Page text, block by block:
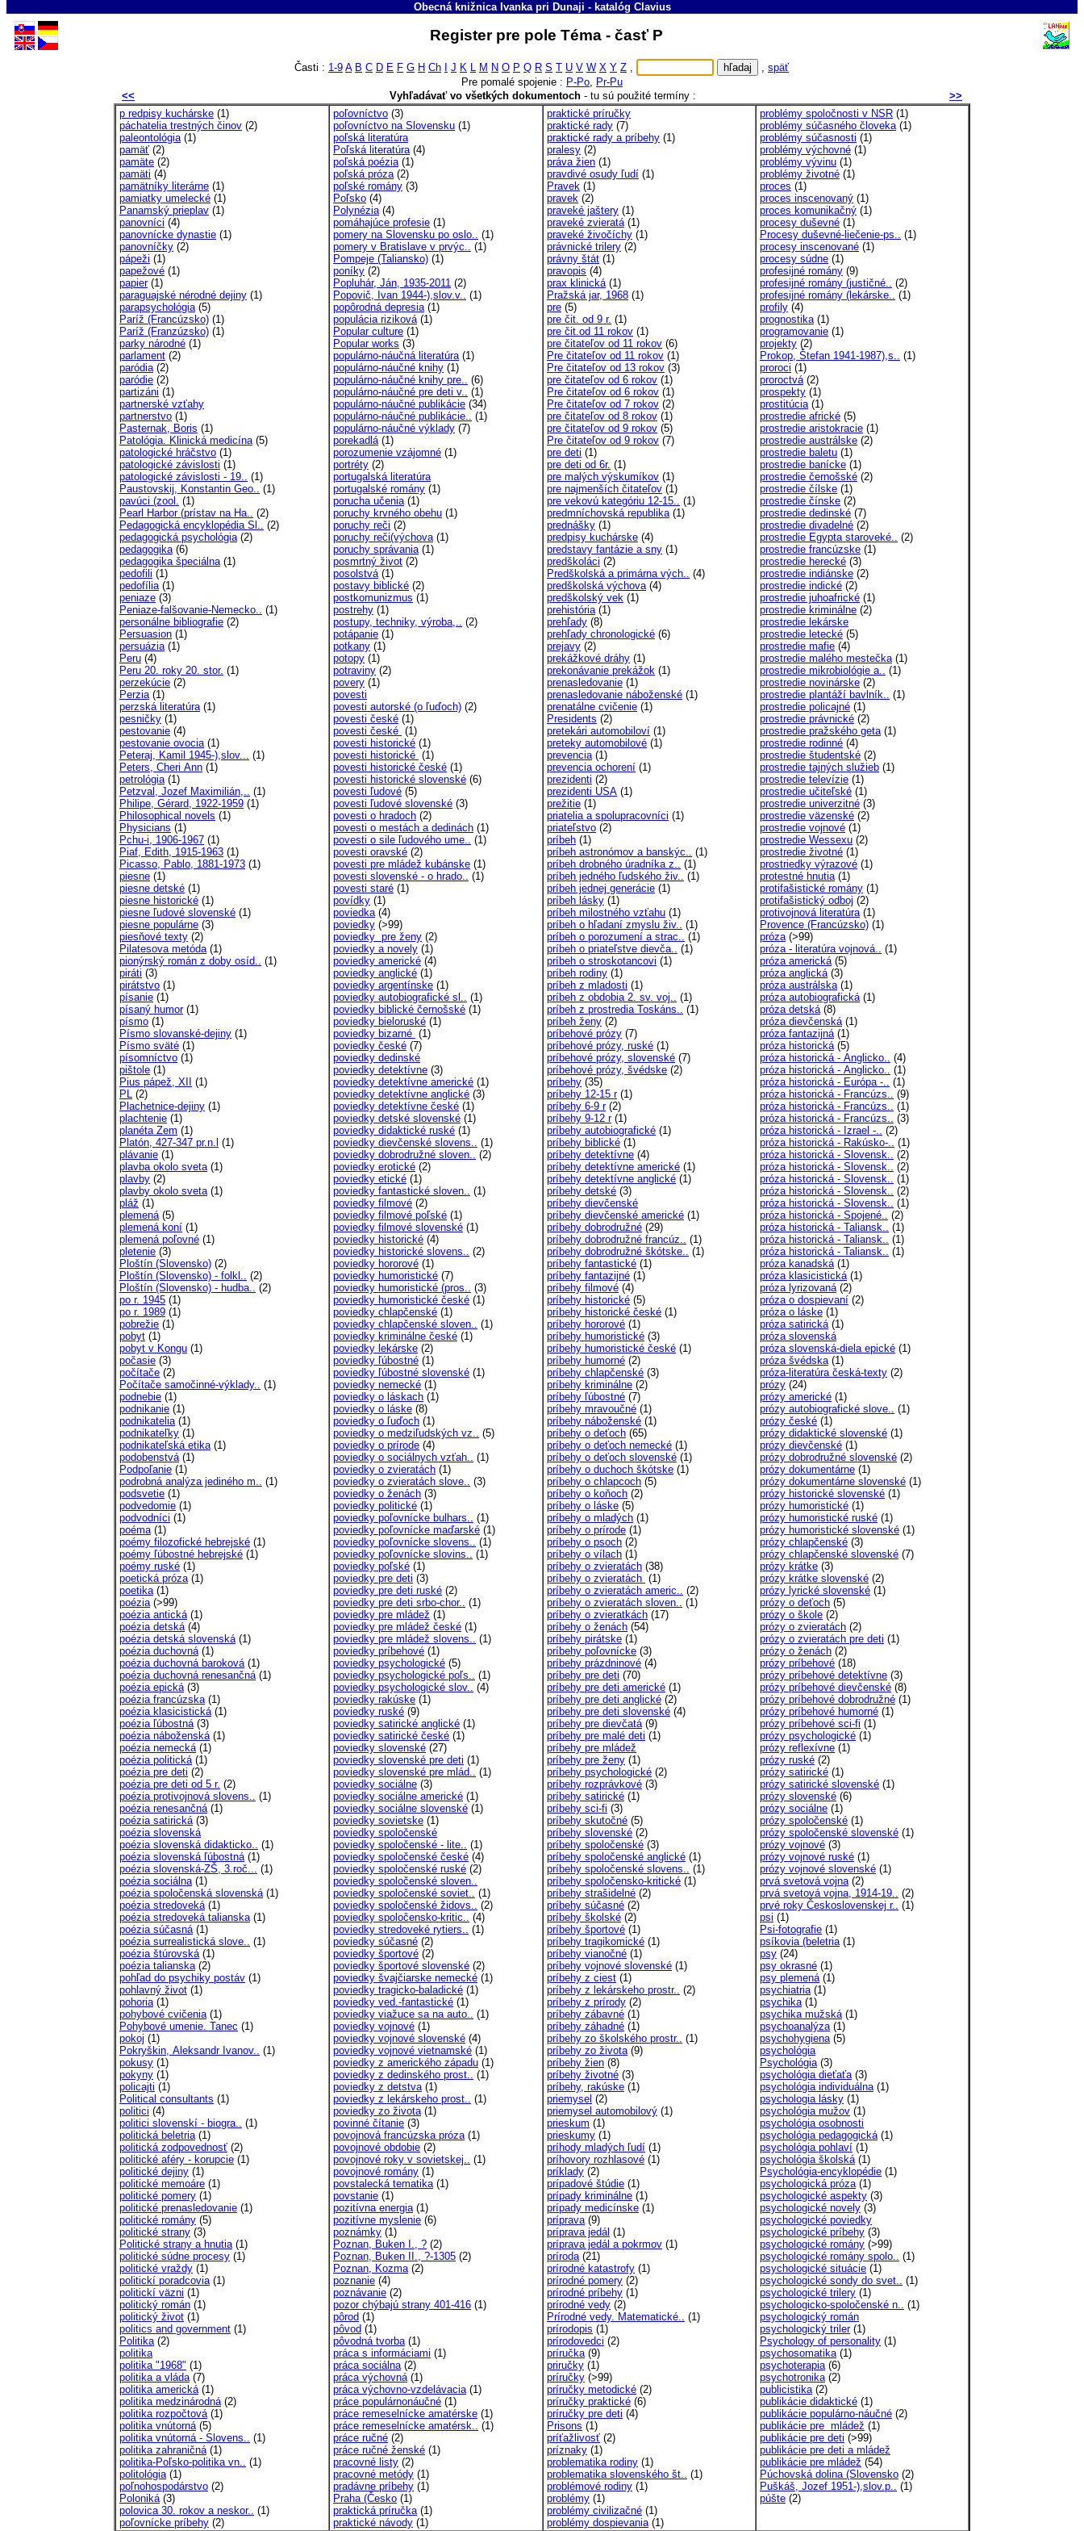
Obecná knižnica Ivanka pri Dunaji - katalóg Clavius
Register pre pole Téma - časť P
Časti : 1-9 A B C D E F G H Ch J K L M N O P Q R S T U V W X Y Z , , späť
Pre pomalé spojenie : P-Po, Pr-Pu
<<
Vyhľadávať vo všetkých dokumentoch- tu sú použité termíny :
>>
p redpisy kuchárske (1)
páchatelia trestných činov (2)
paleontológia(1)
pamäť (2)
pamäte (2)
pamäti (4)
pamätníky literárne (1)
pamiatky umelecké (1)
Panamský prieplav (1)
panovníci (4)
panovnícke dynastie (1)
panovníčky (2)
pápeži (1)
papežové (1)
papier(1)
paraguajské nérodné dejiny (1)
parapsychológia(5)
Paríž (Francúzsko) (1)
Paríž (Franzúzsko) (1)
parky národné (1)
parlament (2)
paródia(2)
paródie (2)
partizáni (1)
partnerské vzťahy
partnerstvo (1)
Pasternak, Boris (1)
Patológia. Klinická medicína(5)
patologické hráčstvo (1)
patologické závislosti (1)
patologické závislosti - 19.. (1)
Paustovskij, Konstantin Geo.. (1)
pavúci (zool. (1)
Pearl Harbor (prístav na Ha.. (2)
Pedagogická encyklopédia Sl.. (2)
pedagogická psychológia(2)
pedagogika(6)
pedagogika špeciálna(1)
pedofili (1)
pedofília(1)
peniaze (3)
Peniaze-falšovanie-Nemecko.. (1)
personálne bibliografie (2)
Persuasion (1)
persuázia(1)
Peru (4)
Peru 20. roky 20. stor. (1)
perzekúcie (2)
Perzia(1)
perzská literatúra(1)
pesničky (1)
pestovanie (4)
pestovanie ovocia(1)
Peteraj, Kamil 1945-),slov... (1)
Peters, Cheri Ann (1)
petrológia(1)
Petzval, Jozef Maximilián,.. (1)
Philipe, Gérard, 1922-1959 (1)
Philosophical novels (1)
Physicians (1)
Pchu-i, 1906-1967 (1)
Piaf, Edith, 1915-1963 (1)
Picasso, Pablo, 1881-1973 (1)
piesne (1)
piesne detské (1)
piesne historické (1)
piesne ľudové slovenské (1)
piesne populárne (3)
piesňové texty (2)
Pilatesova metóda(1)
pionýrský román z doby osíd.. (1)
piráti (3)
pirátstvo (1)
písanie (1)
písaný humor(1)
písmo (1)
Písmo slovanské-dejiny (1)
Písmo sväté (1)
písomníctvo (1)
pištole (1)
Pius pápež, XII
(1)
PL (2)
Plachetnice-dejiny (1)
plachtenie (1)
planéta Zem (1)
Platón, 427-347 pr.n.l (1)
plávanie (1)
plavba okolo sveta(1)
plavby (2)
plavby okolo sveta(1)
pláž (1)
plemená(5)
plemená koní (1)
plemená poľovné (1)
pletenie (3)
Ploštín (Slovensko) (2)
Ploštín (Slovensko) - folkl.. (2)
Ploštín (Slovensko) - hudba.. (2)
po r. 1945 (1)
po r. 1989 (1)
pobrežie (1)
pobyt (1)
pobyt v Kongu (1)
počasie (3)
počítače (2)
Počítače samočinné-výklady.. (1)
podnebie (1)
podnikanie (1)
podnikatelia(1)
podnikateľky (1)
podnikateľská etika(1)
podobenstvá(1)
Podpoľanie (1)
podrobná analýza jediného m.. (1)
podsvetie (1)
podvedomie (1)
podvodníci (1)
poéma(1)
poémy filozofické hebrejské (1)
poémy ľúbostné hebrejské (1)
poémy ruské (1)
poetická próza(1)
poetika(1)
poézia(>99)
poézia antická(1)
poézia detská(4)
poézia detská slovenská(1)
poézia duchovná(1)
poézia duchovná baroková(1)
poézia duchovná renesančná(1)
poézia epická(3)
poézia francúzska(1)
poézia klasicistická(1)
poézia ľúbostná(3)
poézia náboženská(1)
poézia nemecká(1)
poézia politická(1)
poézia pre deti (2)
poézia pre deti od 5 r. (2)
poézia protivojnová slovens.. (1)
poézia renesančná(1)
poézia satirická(3)
poézia slovenská
poézia slovenská didakticko.. (1)
poézia slovenská ľúbostná(1)
poézia slovenská-ZŠ, 3.roč... (1)
poézia sociálna(1)
poézia spoločenská slovenská(1)
poézia stredoveká(1)
poézia stredoveká talianska(1)
poézia súčasná(1)
poézia surrealistická slove.. (1)
poézia štúrovská(1)
poézia talianska(2)
pohľad do psychiky postáv (1)
pohlavný život (1)
pohoria(1)
pohybové cvičenia(1)
Pohybové umenie. Tanec (1)
pokoj (1)
Pokryškin, Aleksandr Ivanov.. (1)
pokusy (1)
pokyny (1)
policajti (1)
Political consultants (1)
politici (4)
politici slovenskí - biogra.. (1)
politická beletria(1)
politická zodpovednosť (2)
politické aféry - korupcie (1)
politické dejiny (1)
politické memoáre (1)
politické pomery (1)
politické prenasledovanie (1)
politické romány (5)
politické strany (3)
Politické strany a hnutia(1)
politické súdne procesy (1)
politické vraždy (1)
politickí poradcovia(1)
politickí väzni (1)
politický román (1)
politický život (1)
politics and government (1)
Politika(2)
politika
politika "1968" (1)
politika a vláda(7)
politika americká(1)
politika medzinárodná(2)
politika rozpočtová(1)
politika vnútorná(5)
politika vnútorná - Slovens.. (1)
politika zahraničná(1)
politika-Poľsko-politika vn.. (1)
politológia(1)
poľnohospodárstvo (2)
Poloniká(3)
polovica 30. rokov a neskor.. (1)
poľovnícke príbehy (2)
poľovníctvo (3)
poľovníctvo na Slovensku (1)
poľská literatúra
Poľská literatúra(4)
poľská poézia(1)
poľská próza(2)
poľské romány (3)
Poľsko (4)
Polynézia(4)
pomáhajúce profesie (1)
pomery na Slovensku po oslo.. (1)
pomery v Bratislave v prvýc.. (1)
Pompeje (Taliansko) (1)
poníky (2)
Popluhár, Ján, 1935-2011 (2)
Popovič, Ivan 1944-),slov.v.. (1)
popôrodná depresia(1)
populácia riziková(1)
Popular culture (1)
Popular works (3)
populárno-náučná literatúra(1)
populárno-náučné knihy (1)
populárno-náučné knihy pre.. (6)
populárno-náučné pre deti v.. (1)
populárno-náučné publikácie (34)
populárno-náučné publikácie.. (1)
populárno-náučné výklady (7)
porekadlá(1)
porozumenie vzájomné (1)
portréty (2)
portugalská literatúra
portugalské romány (1)
porucha učenia(1)
poruchy krvného obehu (1)
poruchy reči (2)
poruchy reči(výchova(1)
poruchy správania(1)
posmrtný život (2)
posolstvá(1)
postavy biblické (2)
postkomunizmus (1)
postrehy (1)
postupy, techniky, výroba,.. (2)
potápanie (1)
potkany (1)
potopy (1)
potraviny (2)
povery (1)
povesti
povesti autorské (o ľuďoch) (2)
povesti české (1)
povesti české (1)
povesti historické (1)
povesti historické (1)
povesti historické české (1)
povesti historické slovenské (6)
povesti ľudové (5)
povesti ľudové slovenské (3)
povesti o hradoch (2)
povesti o mestách a dedinách (1)
povesti o sile ľudového ume.. (1)
povesti oravské (2)
povesti pre mládež kubánske (1)
povesti slovenské - o hrado.. (1)
povesti staré (1)
povídky (1)
poviedka(4)
poviedky (>99)
poviedky pre ženy (2)
poviedky a novely (1)
poviedky americké (4)
poviedky anglické (1)
poviedky argentínske (1)
poviedky autobiografické sl.. (1)
poviedky biblické černošské (1)
poviedky bieloruské (1)
poviedky bizarné (1)
poviedky české (7)
poviedky dedinské
poviedky detektívne (3)
poviedky detektívne americké (1)
poviedky detektívne anglické (3)
poviedky detektívne české (1)
poviedky detské slovenské (1)
poviedky didaktické ruské (1)
poviedky dievčenské slovens.. (1)
poviedky dobrodružné sloven.. (2)
poviedky erotické (2)
poviedky etické (1)
poviedky fantastické sloven.. (1)
poviedky filmové (2)
poviedky filmové poľské (1)
poviedky filmové slovenské (1)
poviedky historické (4)
poviedky historické slovens.. (2)
poviedky hororové (1)
poviedky humoristické (7)
poviedky humoristické (pros.. (3)
poviedky humoristické české (1)
poviedky chlapčenské (1)
poviedky chlapčenské sloven.. (1)
poviedky kriminálne české (1)
poviedky lekárske (2)
poviedky ľúbostné (1)
poviedky ľúbostné slovenské (1)
poviedky nemecké (1)
poviedky o láskach (1)
poviedky o láske (8)
poviedky o ľuďoch (1)
poviedky o medziľudských vz.. (5)
poviedky o prírode (4)
poviedky o sociálnych vzťah.. (1)
poviedky o zvieratách (1)
poviedky o zvieratách slove.. (3)
poviedky o ženách (3)
poviedky politické (1)
poviedky poľovnícke bulhars.. (1)
poviedky poľovnícke maďarské (1)
poviedky poľovnícke slovens.. (1)
poviedky poľovnícke slovins.. (1)
poviedky poľské (1)
poviedky pre deti (3)
poviedky pre deti ruské (2)
poviedky pre deti srbo-chor.. (1)
poviedky pre mládež (1)
poviedky pre mládež české (1)
poviedky pre mládež slovens.. (1)
poviedky príbehové (1)
poviedky psychologické (5)
poviedky psychologické poľs.. (1)
poviedky psychologické slov.. (4)
poviedky rakúske (1)
poviedky ruské (9)
poviedky satirické anglické (1)
poviedky satirické české (1)
poviedky slovenské (27)
poviedky slovenské pre deti (1)
poviedky slovenské pre mlád.. (1)
poviedky sociálne (3)
poviedky sociálne americké (1)
poviedky sociálne slovenské (1)
poviedky sovietske (1)
poviedky spoločenské
poviedky spoločenské - lite.. (1)
poviedky spoločenské české (4)
poviedky spoločenské ruské (2)
poviedky spoločenské sloven..
poviedky spoločenské soviet.. (1)
poviedky spoločenské židovs.. (2)
poviedky spoločensko-kritic.. (4)
poviedky stredoveké rytiers.. (1)
poviedky súčasné (2)
poviedky športové (2)
poviedky športové slovenské (2)
poviedky švajčiarske nemecké (1)
poviedky tragicko-baladické (1)
poviedky ved.-fantastické (1)
poviedky viažuce sa na auto.. (1)
poviedky vojnové (1)
poviedky vojnové slovenské (4)
poviedky vojnové vietnamské (1)
poviedky z amerického západu (1)
poviedky z dedinského prost.. (1)
poviedky z detstva(1)
poviedky z lekárskeho prost.. (1)
poviedky zo života(1)
povinné čítanie (3)
povojnová francúzska próza(1)
povojnové obdobie (2)
povojnové roky v sovietskej.. (1)
povojnové romány (1)
povstalecká tematika(1)
povstanie (1)
pozitívna energia(1)
pozitívne myslenie (6)
poznámky (1)
Poznan, Buken I., ? (2)
Poznan, Buken II., ?-1305 (2)
Poznan, Kozma(2)
poznanie (4)
poznávanie (2)
pozor chýbajú strany 401-416 (1)
pôrod (1)
pôvod (1)
pôvodná tvorba(1)
práca s informáciami (1)
práca sociálna(2)
práca výchovná(1)
práca výchovno-vzdelávacia(1)
práce populárnonáučné (1)
práce remeselnícke amatérske (1)
práce remeselnícke amatérsk.. (1)
práce ručné (2)
práce ručné ženské (1)
pracovné listy (2)
pracovné metódy (1)
pradávne príbehy (1)
Praha (Česko (1)
praktická príručka(1)
praktické návody (1)
praktické príručky
praktické rady (7)
praktické rady a príbehy (1)
pralesy (2)
práva žien (1)
pravdivé osudy ľudí (1)
Pravek (1)
pravek (2)
praveké jaštery (1)
praveké zvieratá(1)
praveké živočíchy (1)
právnické trilery (2)
právny štát (1)
pravopis (4)
prax klinická(1)
Pražská jar, 1968 (1)
pre (5)
pre čit. od 9 r. (1)
pre čit.od 11 rokov (1)
pre čitateľov od 11 rokov (6)
Pre čitateľov od 11 rokov (1)
Pre čitateľov od 13 rokov (3)
pre čitateľov od 6 rokov (1)
Pre čitateľov od 6 rokov (1)
Pre čitateľov od 7 rokov (2)
pre čitateľov od 8 rokov (1)
pre čitateľov od 9 rokov (5)
Pre čitateľov od 9 rokov (7)
pre deti (1)
pre deti od 6r. (1)
pre malých výskumíkov (1)
pre najmenších čitateľov (1)
pre vekovú kategóriu 12-15.. (1)
predmníchovská republika(1)
prednášky (1)
predpisy kuchárske (4)
predstavy fantázie a sny (1)
predškoláci (2)
Predškolská a primárna vých.. (4)
predškolská výchova(4)
predškolský vek (1)
prehistória(1)
prehľady (8)
prehľady chronologické (6)
prejavy (2)
prekážkové dráhy (1)
prekonávanie prekážok (1)
prenasledovanie (1)
prenasledovanie náboženské (1)
prenatálne cvičenie (1)
Presidents (2)
pretekári automobiloví (1)
preteky automobilové (1)
prevencia(1)
prevencia ochorení (1)
prezidenti (2)
prezidenti USA (1)
prežitie (1)
priatelia a spolupracovníci (1)
priateľstvo (2)
príbeh (1)
príbeh astronómov a banskýc.. (1)
príbeh drobného úradníka z.. (1)
príbeh jedného ľudského živ.. (1)
príbeh jednej generácie (1)
príbeh lásky (1)
príbeh milostného vzťahu (1)
príbeh o hľadaní zmyslu živ.. (1)
príbeh o porozumení a strac.. (1)
príbeh o priateľstve dievča.. (1)
príbeh o stroskotancovi (1)
príbeh rodiny (1)
príbeh z mladosti (1)
príbeh z obdobia 2. sv. voj.. (1)
príbeh z prostredia Toskáns.. (1)
príbeh ženy (2)
príbehové prózy (7)
príbehové prózy, ruské (1)
príbehové prózy, slovenské (7)
príbehové prózy, švédske (2)
príbehy (35)
príbehy 12-15 r(1)
príbehy 6-9 r(2)
príbehy 9-12 r(1)
príbehy autobiografické (1)
príbehy biblické (1)
príbehy detektívne (4)
príbehy detektívne americké (1)
príbehy detektívne anglické (1)
príbehy detské (3)
príbehy dievčenské
príbehy dievčenské americké (1)
príbehy dobrodružné (29)
príbehy dobrodružné francúz.. (1)
príbehy dobrodružné škótske.. (1)
príbehy fantastické (1)
príbehy fantazijné (1)
príbehy filmové (4)
príbehy historické (5)
príbehy historické české (1)
príbehy hororové (1)
príbehy humoristické (3)
príbehy humoristické české (1)
príbehy humorné (2)
príbehy chlapčenské (3)
príbehy kriminálne (2)
príbehy ľúbostné (7)
príbehy mravoučné (1)
príbehy náboženské (1)
príbehy o deťoch (65)
príbehy o deťoch nemecké (1)
príbehy o deťoch slovenské (1)
príbehy o duchoch škótske (1)
príbehy o chlapcoch (5)
príbehy o koňoch (2)
príbehy o láske (5)
príbehy o mladých (1)
príbehy o prírode (1)
príbehy o psoch (2)
príbehy o vílach (1)
príbehy o zvieratách (38)
príbehy o zvieratách (1)
príbehy o zvieratách americ.. (2)
príbehy o zvieratách sloven.. (1)
príbehy o zvieratkách (17)
príbehy o ženách (54)
príbehy pirátske (1)
príbehy poľovnícke (3)
príbehy prázdninové (4)
príbehy pre deti (70)
príbehy pre deti americké (1)
príbehy pre deti anglické (2)
príbehy pre deti slovenské (4)
príbehy pre dievčatá(9)
príbehy pre malé deti (1)
príbehy pre mládež
príbehy pre ženy (1)
príbehy psychologické (2)
príbehy rozprávkové (3)
príbehy satirické (1)
príbehy sci-fi (3)
príbehy skutočné (5)
príbehy slovenské (2)
príbehy spoločenské (3)
príbehy spoločenské anglické (1)
príbehy spoločenské slovens.. (1)
príbehy spoločensko-kritické (1)
príbehy strašidelné (2)
príbehy súčasné (2)
príbehy školské (2)
príbehy športové (1)
príbehy tragikomické (1)
príbehy vianočné (1)
príbehy vojnové slovenské (1)
príbehy z ciest (1)
príbehy z lekárskeho prostr.. (2)
príbehy z prírody (2)
príbehy zábavné (1)
príbehy záhadné (1)
príbehy zo školského prostr.. (1)
príbehy zo života(9)
príbehy žien (8)
príbehy životné (3)
príbehy, rakúske (1)
priemysel (2)
priemysel automobilový (1)
prieskum (1)
prieskumy (1)
príhody mladých ľudí (1)
príhovory rozhlasové (1)
príklady (2)
prípadové štúdie (1)
prípady kriminálne (1)
prípady medicínske (1)
príprava(9)
príprava jedál (1)
príprava jedál a pokrmov (1)
príroda(21)
prírodné katastrofy (1)
prírodné pomery (2)
prírodné príbehy (1)
prírodné vedy (2)
Prírodné vedy. Matematické.. (1)
prírodopis (1)
prírodovedci (2)
príručka(9)
priručky (1)
príručky (>99)
príručky metodické (2)
príručky praktické (6)
príručky pre deti (4)
Prisons (1)
príťažlivosť (2)
príznaky (1)
problematika rodiny (1)
problematika slovenského št.. (1)
problémové rodiny (1)
problémy (1)
problémy civilizačné (1)
problémy dospievania(1)
problémy spoločnosti v NSR (1)
problémy súčasného človeka(1)
problémy súčasnosti (1)
problémy výchovné (1)
problémy vývinu (1)
problémy životné (1)
proces (1)
proces inscenovaný (1)
proces komunikačný (1)
procesy duševné (1)
Procesy duševné-liečenie-ps.. (1)
procesy inscenované (1)
procesy súdne (1)
profesijné romány (9)
profesijné romány (justičné.. (2)
profesijné romány (lekárske.. (1)
profily (4)
prognostika(1)
programovanie (1)
projekty (2)
Prokop, Štefan 1941-1987),s.. (1)
proroci (1)
proroctvá(2)
prospekty (1)
prostitúcia(1)
prostredie africké (5)
prostredie aristokracie (1)
prostredie austrálske (2)
prostredie baletu (1)
prostredie banícke (1)
prostredie černošské (2)
prostredie čílske (1)
prostredie čínske (2)
prostredie dedinské (7)
prostredie divadelné (2)
prostredie Egypta staroveké.. (2)
prostredie francúzske (1)
prostredie herecké (3)
prostredie indiánske (2)
prostredie indické (2)
prostredie juhoafrické (1)
prostredie kriminálne (2)
prostredie lekárske
prostredie letecké (5)
prostredie mafie (4)
prostredie malého mestečka(1)
prostredie mikrobiológie a.. (1)
prostredie novinárske (2)
prostredie plantáží bavlník.. (1)
prostredie policajné (1)
prostredie právnické (2)
prostredie pražského geta(1)
prostredie rodinné (4)
prostredie študentské (2)
prostredie tajných služieb (1)
prostredie televízie (1)
prostredie učiteľské (1)
prostredie univerzitné (3)
prostredie väzenské (2)
prostredie vojnové (1)
prostredie Wessexu (2)
prostredie životné (1)
prostriedky výrazové (1)
protestné hnutia(1)
protifašistické romány (1)
protifašistický odboj (2)
protivojnová literatúra(1)
Provence (Francúzsko) (1)
próza(>99)
próza - literatúra vojnová.. (1)
próza americká(5)
próza anglická(3)
próza austrálska(1)
próza autobiografická(1)
próza detská(8)
próza dievčenská(1)
próza fantazijná(1)
próza historická(5)
próza historická - Anglicko.. (4)
próza historická - Anglicko.. (1)
próza historická - Európa -.. (1)
próza historická - Francúzs.. (9)
próza historická - Francúzs.. (1)
próza historická - Francúzs.. (3)
próza historická - Izrael -.. (2)
próza historická - Rakúsko-.. (1)
próza historická - Slovensk.. (2)
próza historická - Slovensk.. (2)
próza historická - Slovensk.. (1)
próza historická - Slovensk.. (2)
próza historická - Slovensk.. (1)
próza historická - Spojené.. (2)
próza historická - Taliansk.. (1)
próza historická - Taliansk.. (1)
próza historická - Taliansk.. (1)
próza kanadská(1)
próza klasicistická(1)
próza lyrizovaná(2)
próza o dospievaní (2)
próza o láske (1)
próza satirická(1)
próza slovenská
próza slovenská-diela epické (1)
próza švédska(1)
próza-literatúra česká-texty (2)
prózy (24)
prózy americké (1)
prózy autobiografické slove.. (1)
prózy české (1)
prózy didaktické slovenské (1)
prózy dievčenské (1)
prózy dobrodružné slovenské (2)
prózy dokumentárne (1)
prózy dokumentárne slovenské (1)
prózy historické slovenské (1)
prózy humoristické (1)
prózy humoristické ruské (1)
prózy humoristické slovenské (1)
prózy chlapčenské (3)
prózy chlapčenské slovenské (7)
prózy krátke (3)
prózy krátke slovenské (2)
prózy lyrické slovenské (1)
prózy o deťoch (5)
prózy o škole (2)
prózy o zvieratách (2)
prózy o zvieratách pre deti (1)
prózy o ženách (2)
prózy príbehové (18)
prózy príbehové detektívne (3)
prózy príbehové dievčenské (8)
prózy príbehové dobrodružné (1)
prózy príbehové humorné (1)
prózy príbehové sci-fi (1)
prózy psychologické (1)
prózy reflexívne (1)
prózy ruské (2)
prózy satirické (1)
prózy satirické slovenské (1)
prózy slovenské (6)
prózy sociálne (1)
prózy spoločenské (1)
prózy spoločenské slovenské (1)
prózy vojnové (3)
prózy vojnové ruské (1)
prózy vojnové slovenské (1)
prvá svetová vojna(2)
prvá svetová vojna, 1914-19.. (2)
prvé roky Československej r.. (1)
psi (1)
Psi-fotografie (1)
psíkovia (beletria(1)
psy (24)
psy okrasné (1)
psy plemená(1)
psychiatria(1)
psychika(1)
psychika mužská(1)
psychoanalýza(1)
psychohygiena(5)
psychológia
Psychológia(3)
psychológia dieťaťa(3)
psychológia individuálna(1)
psychologia lásky (1)
psychológia mužov (1)
psychológia osobnosti
psychológia pedagogická(1)
psychológia pohlaví (1)
psychológia školská(1)
Psychológia-encyklopédie (1)
psychologická próza(1)
psychologické aspekty (3)
psychologické novely (3)
psychologické poviedky
psychologické príbehy (3)
psychologické romány (>99)
psychologické romány spolo.. (1)
psychologické situácie (1)
psychologické sondy do svet.. (1)
psychologické trilery (1)
psychologicko-spoločenské n.. (1)
psychologický román
psychologický triler(1)
Psychology of personality (1)
psychosomatika(1)
psychoterapia(6)
psychotronika(2)
publicistika(2)
publikácie didaktické (1)
publikácie populárno-náučné (2)
publikácie pre mládež (1)
publikácie pre deti (>99)
publikácie pre deti a mládež
publikácie pre mládež (54)
Púchovská dolina (Slovensko (2)
Puškáš, Jozef 1951-),slov.p.. (1)
púšte (2)